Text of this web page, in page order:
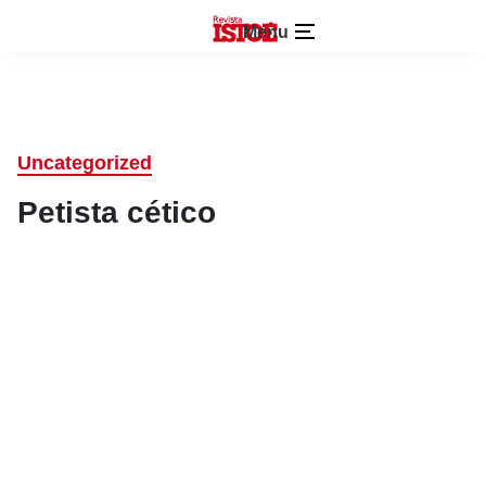
Menu
Uncategorized
Petista cético